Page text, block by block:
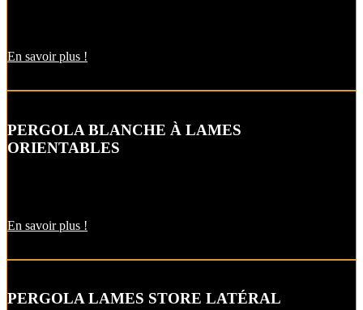
En savoir plus !
PERGOLA BLANCHE À LAMES
ORIENTABLES
En savoir plus !
PERGOLA LAMES STORE LATÉRAL